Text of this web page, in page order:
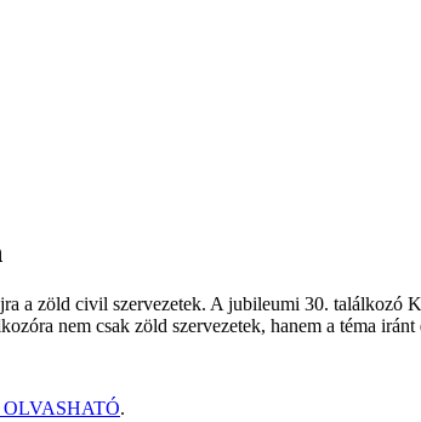
a zöld civil szervezetek. A jubileumi 30. találkozó
nem csak zöld szervezetek, hanem a téma
.